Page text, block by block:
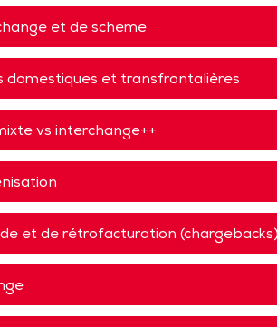
et de scheme
domestiques et transfrontalières
vs interchange++
et de rétrofacturation (chargebacks)